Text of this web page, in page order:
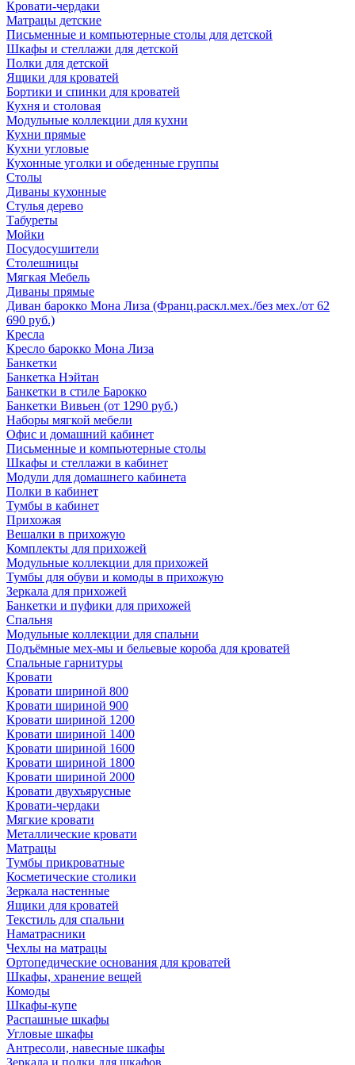
Кровати-чердаки
Матрацы детские
Письменные и компьютерные столы для детской
Шкафы и стеллажи для детской
Полки для детской
Ящики для кроватей
Бортики и спинки для кроватей
Кухня и столовая
Модульные коллекции для кухни
Кухни прямые
Кухни угловые
Кухонные уголки и обеденные группы
Столы
Диваны кухонные
Стулья дерево
Табуреты
Мойки
Посудосушители
Столешницы
Мягкая Мебель
Диваны прямые
Диван барокко Мона Лиза (Франц.раскл.мех./без мех./от 62
690 руб.)
Кресла
Кресло барокко Мона Лиза
Банкетки
Банкетка Нэйтан
Банкетки в стиле Барокко
Банкетки Вивьен (от 1290 руб.)
Наборы мягкой мебели
Офис и домашний кабинет
Письменные и компьютерные столы
Шкафы и стеллажи в кабинет
Модули для домашнего кабинета
Полки в кабинет
Тумбы в кабинет
Прихожая
Вешалки в прихожую
Комплекты для прихожей
Модульные коллекции для прихожей
Тумбы для обуви и комоды в прихожую
Зеркала для прихожей
Банкетки и пуфики для прихожей
Спальня
Модульные коллекции для спальни
Подъёмные мех-мы и бельевые короба для кроватей
Спальные гарнитуры
Кровати
Кровати шириной 800
Кровати шириной 900
Кровати шириной 1200
Кровати шириной 1400
Кровати шириной 1600
Кровати шириной 1800
Кровати шириной 2000
Кровати двухъярусные
Кровати-чердаки
Мягкие кровати
Металлические кровати
Матрацы
Тумбы прикроватные
Косметические столики
Зеркала настенные
Ящики для кроватей
Текстиль для спальни
Наматрасники
Чехлы на матрацы
Ортопедические основания для кроватей
Шкафы, хранение вещей
Комоды
Шкафы-купе
Распашные шкафы
Угловые шкафы
Антресоли, навесные шкафы
Зеркала и полки для шкафов